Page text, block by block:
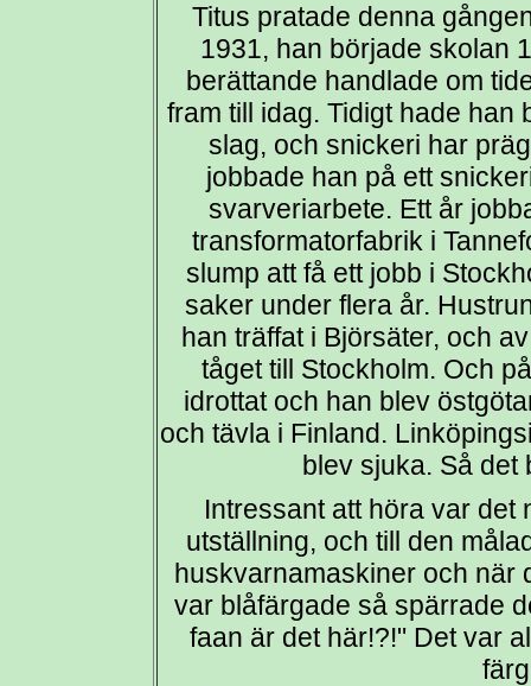
Titus pratade denna
1931, han började skolan
berättande handlade om
fram till idag. Tidigt hade han
slag, och snickeri har
jobbade han på ett
svarveriarbete. Ett år
transformatorfabrik i
slump att få ett jobb i
saker under flera år.
han träffat i Björsäter, och
tåget till Stockholm. Och
idrottat och han blev
och tävla i Finland.
blev sjuka. Så det
Intressant att höra var det
utställning, och till den
huskvarnamaskiner och när
var blåfärgade så spärrade
faan är det här!?!" Det var